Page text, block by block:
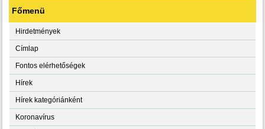
Főmenü
Hirdetmények
Címlap
Fontos elérhetőségek
Hírek
Hírek kategóriánként
Koronavírus